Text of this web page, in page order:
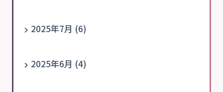
2025年7月 (6)
2025年6月 (4)